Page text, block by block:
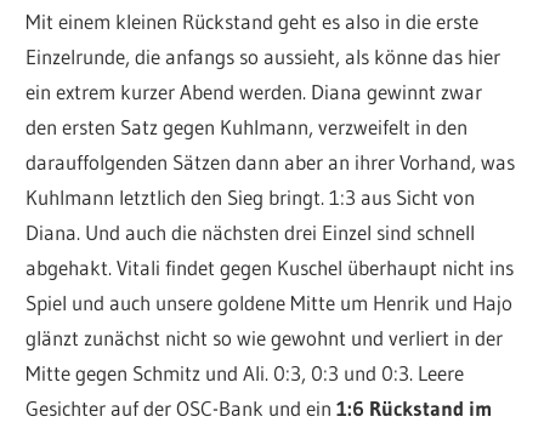
Mit einem kleinen Rückstand geht es also in die erste
Einzelrunde, die anfangs so aussieht, als könne das hier
ein extrem kurzer Abend werden. Diana gewinnt zwar
den ersten Satz gegen Kuhlmann, verzweifelt in den
darauffolgenden Sätzen dann aber an ihrer Vorhand, was
Kuhlmann letztlich den Sieg bringt. 1:3 aus Sicht von
Diana. Und auch die nächsten drei Einzel sind schnell
abgehakt. Vitali findet gegen Kuschel überhaupt nicht ins
Spiel und auch unsere goldene Mitte um Henrik und Hajo
glänzt zunächst nicht so wie gewohnt und verliert in der
Mitte gegen Schmitz und Ali. 0:3, 0:3 und 0:3. Leere
Gesichter auf der OSC-Bank und ein 1:6 Rückstand im